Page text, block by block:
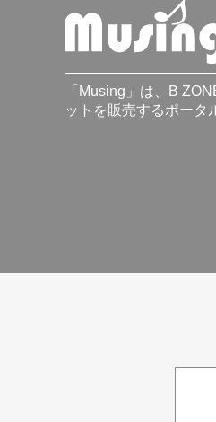
「Musing」は、B
ットを販売するポータ